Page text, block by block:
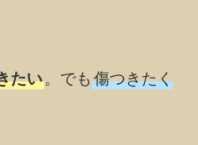
たい。でも 傷つきたく